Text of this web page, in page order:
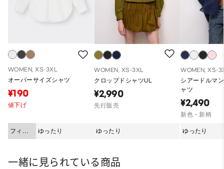
WOMEN, XS-3XL
オーバーサイズシャツ
¥190
値下げ
フィッ
ト
ゆったり
WOMEN, XS-3XL
クロップドシャツUL
¥2,990
先行販売
ゆったり
WOMEN, XS-
シアードルマ
ャツ
¥2,490
新色・新柄
ゆったり
一緒に見られている商品